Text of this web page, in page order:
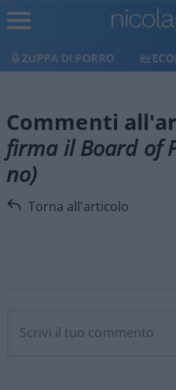
ZUPPA DI PORRO
Commenti
firma il Board of
no)
Torna all'articolo